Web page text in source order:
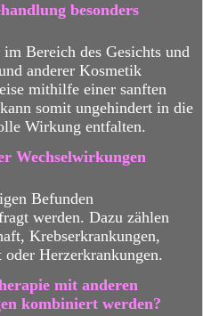
besonders
Bereich des Gesichts und
anderer Kosmetik
mithilfe einer sanften
somit ungehindert in die
Wirkung entfalten.
Wechselwirkungen
Befunden
werden. Dazu zählen
Krebserkrankungen,
Herzerkrankungen.
mit anderen
kombiniert werden?